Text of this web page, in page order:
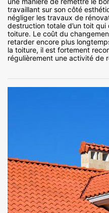
travaillant sur son côté
négliger les travaux de
destruction totale d’un toit
toiture. Le coût du
retarder encore plus
la toiture, il est fortement
régulièrement une activité de